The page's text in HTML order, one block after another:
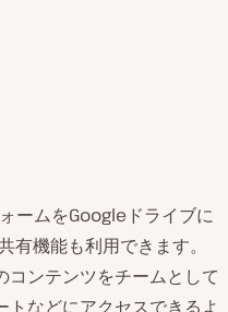
ームをGoogleドライブに
機能も利用できます。
ンテンツをチームとして
などにアクセスできるよ